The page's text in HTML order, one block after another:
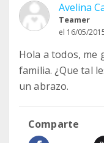
Avelina
Teamer
el 16/05/
Hola a todos, me
familia. ¿Que tal
un abrazo.
Comparte